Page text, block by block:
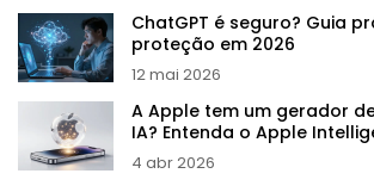
ChatGPT é seguro? Guia
proteção em 2026
12 mai 2026
A Apple tem um gerador
IA? Entenda o Apple
4 abr 2026